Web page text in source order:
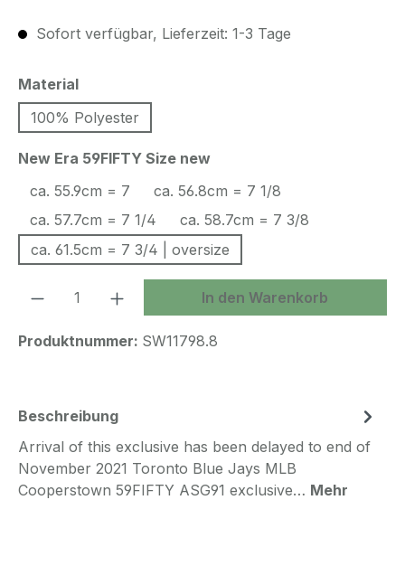
Sofort verfügbar, Lieferzeit: 1-3 Tage
Materialauswählen
100% Polyester
New Era 59FIFTY Size newauswählen
ca. 55.9cm = 7
ca. 56.8cm = 7 1/8
ca. 57.7cm = 7 1/4
ca. 58.7cm = 7 3/8
ca. 61.5cm = 7 3/4 | oversize
Produkt Anzahl: Gib denIn den Warenkorb
Produktnummer: SW11798.8
Beschreibung
Arrival of this exclusive has been delayed to end of
November 2021 Toronto Blue Jays MLB
Cooperstown 59FIFTY ASG91 exclusive… Mehr